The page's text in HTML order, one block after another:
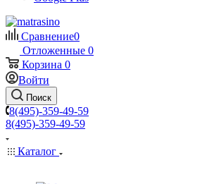
Сравнение0
Отложенные 0
Корзина 0
Войти
Поиск
8(495)-359-49-59
8(495)-359-49-59
Каталог